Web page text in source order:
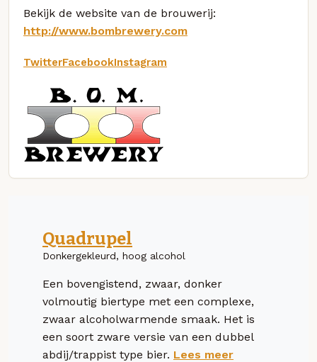
Bekijk de website van de brouwerij:
http://www.bombrewery.com
TwitterFacebookInstagram
Quadrupel
Donkergekleurd, hoog alcohol
Een bovengistend, zwaar, donker
volmoutig biertype met een complexe,
zwaar alcoholwarmende smaak. Het is
een soort zware versie van een dubbel
abdij/trappist type bier. Lees meer